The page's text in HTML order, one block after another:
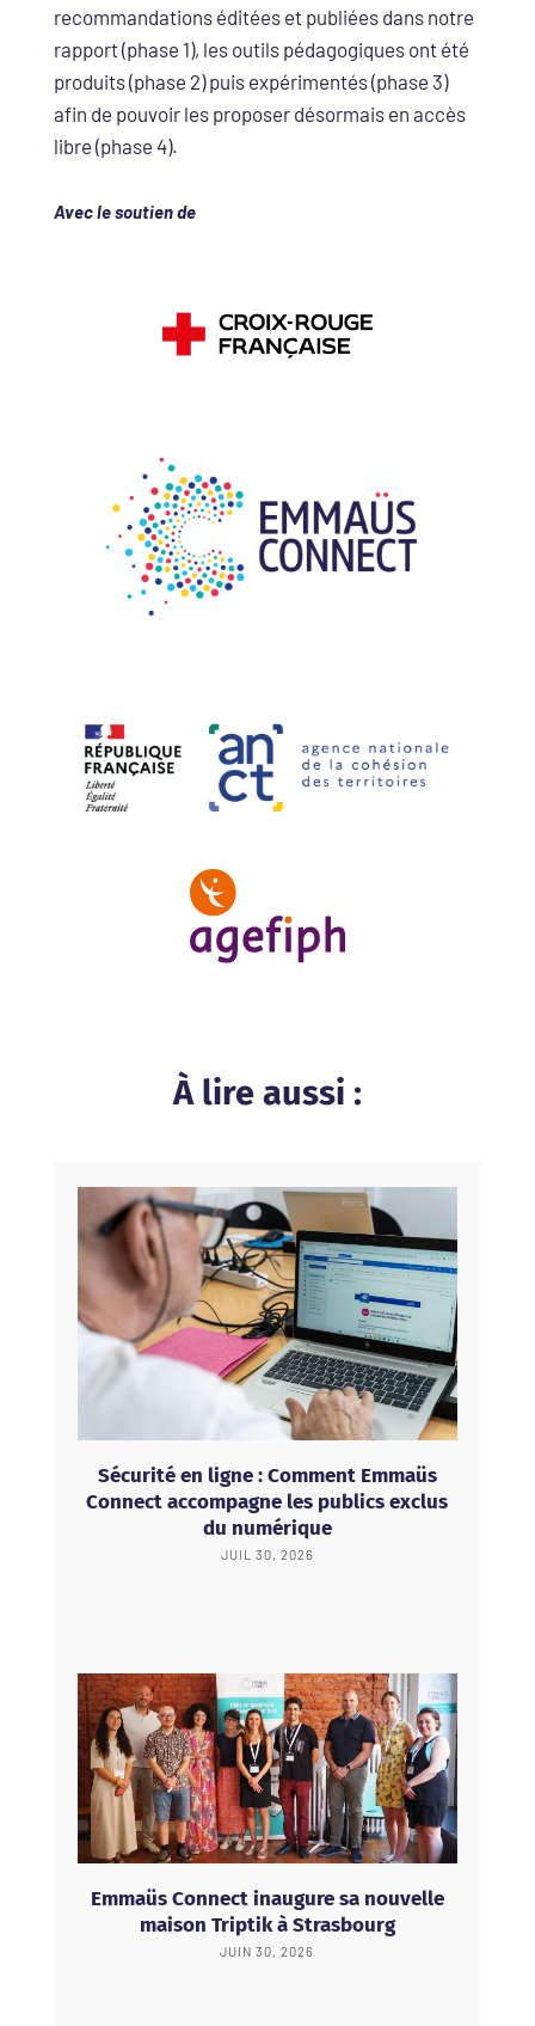
recommandations éditées et publiées dans notre
rapport (phase 1), les outils pédagogiques ont été
produits (phase 2) puis expérimentés (phase 3)
afin de pouvoir les proposer désormais en accès
libre (phase 4).
Avec le soutien de
À lire aussi :
Sécurité en ligne : Comment Emmaüs
Connect accompagne les publics exclus
du numérique
JUIL 30, 2026
Emmaüs Connect inaugure sa nouvelle
maison Triptik à Strasbourg
JUIN 30, 2026